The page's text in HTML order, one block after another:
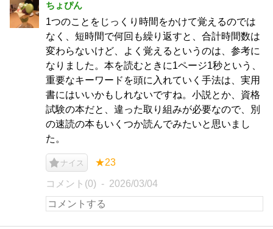
ちょぴん
1つのことをじっくり時間をかけて覚えるのでは
なく、短時間で何回も繰り返すと、合計時間数は
変わらないけど、よく覚えるというのは、参考に
なりました。本を読むときに1ページ1秒という、
重要なキーワードを頭に入れていく手法は、実用
書にはいいかもしれないですね。小説とか、資格
試験の本だと、違った取り組みが必要なので、別
の速読の本もいくつか読んでみたいと思いまし
た。
ナイス ★23
コメント(0) 2026/03/04